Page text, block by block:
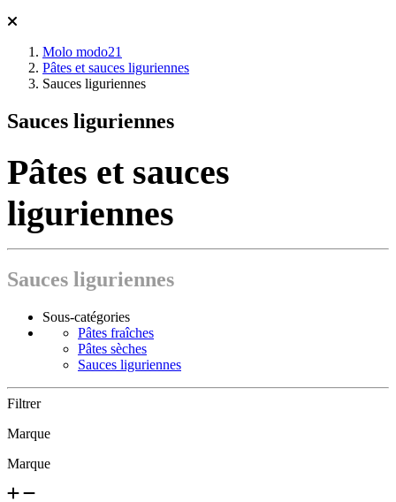
Molo modo21
Pâtes et sauces liguriennes
Sauces liguriennes
Sauces liguriennes
Pâtes et sauces
liguriennes
Sauces liguriennes
Sous-catégories
Pâtes fraîches
Pâtes sèches
Sauces liguriennes
Filtrer
Marque
Marque